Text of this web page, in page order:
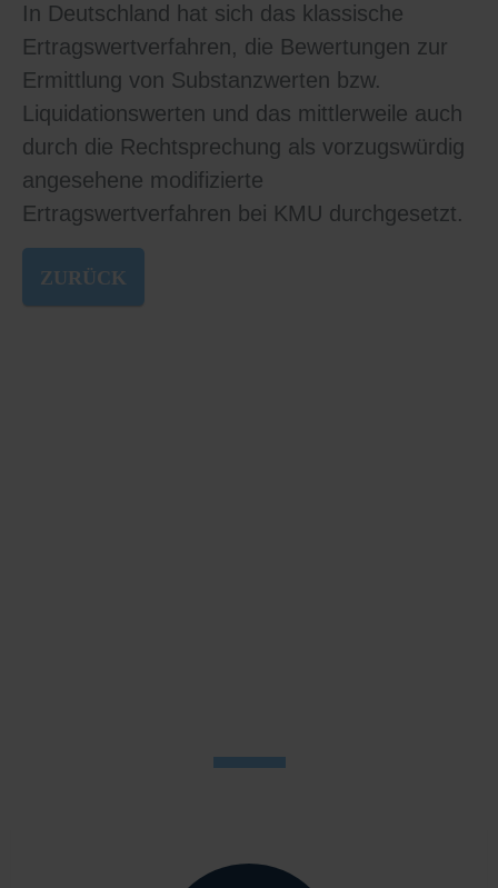
In Deutschland hat sich das klassische
Ertragswertverfahren, die Bewertungen zur
Ermittlung von Substanzwerten bzw.
Liquidationswerten und das mittlerweile auch
durch die Rechtsprechung als vorzugswürdig
angesehene modifizierte
Ertragswertverfahren bei KMU durchgesetzt.
ZURÜCK